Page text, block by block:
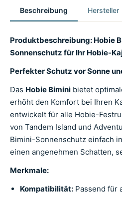
Beschreibung Hersteller
Produktbeschreibung: Hobie
Sonnenschutz für Ihr Hobie-
Perfekter Schutz vor Sonne
Das Hobie Bimini bietet
erhöht den Komfort bei Ihren
entwickelt für alle Hobie-
von Tandem Island und
Bimini-Sonnenschutz einfach
einen angenehmen Schatten,
Merkmale:
Kompatibilität: Passend für